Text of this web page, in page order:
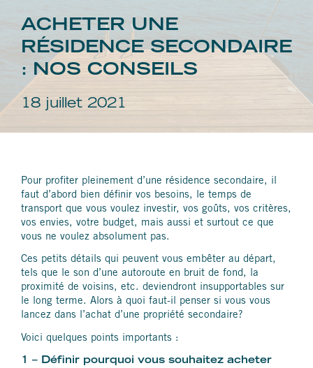
ACHETER UNE
RÉSIDENCE SECONDAIRE
: NOS CONSEILS
18 juillet 2021
Pour profiter pleinement d’une résidence secondaire, il
faut d’abord bien définir vos besoins, le temps de
transport que vous voulez investir, vos goûts, vos critères,
vos envies, votre budget, mais aussi et surtout ce que
vous ne voulez absolument pas.
Ces petits détails qui peuvent vous embêter au départ,
tels que le son d’une autoroute en bruit de fond, la
proximité de voisins, etc. deviendront insupportables sur
le long terme. Alors à quoi faut-il penser si vous vous
lancez dans l’achat d’une propriété secondaire?
Voici quelques points importants :
1 – Définir pourquoi vous souhaitez acheter